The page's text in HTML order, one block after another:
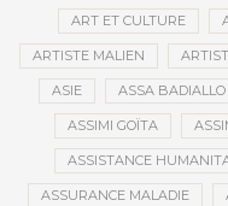
ART ET CULTURE
ARTISTE MALIEN
ASIE ASSA
ASSIMI GOÏTA
ASSISTANCE
ASSURANCE MALADIE